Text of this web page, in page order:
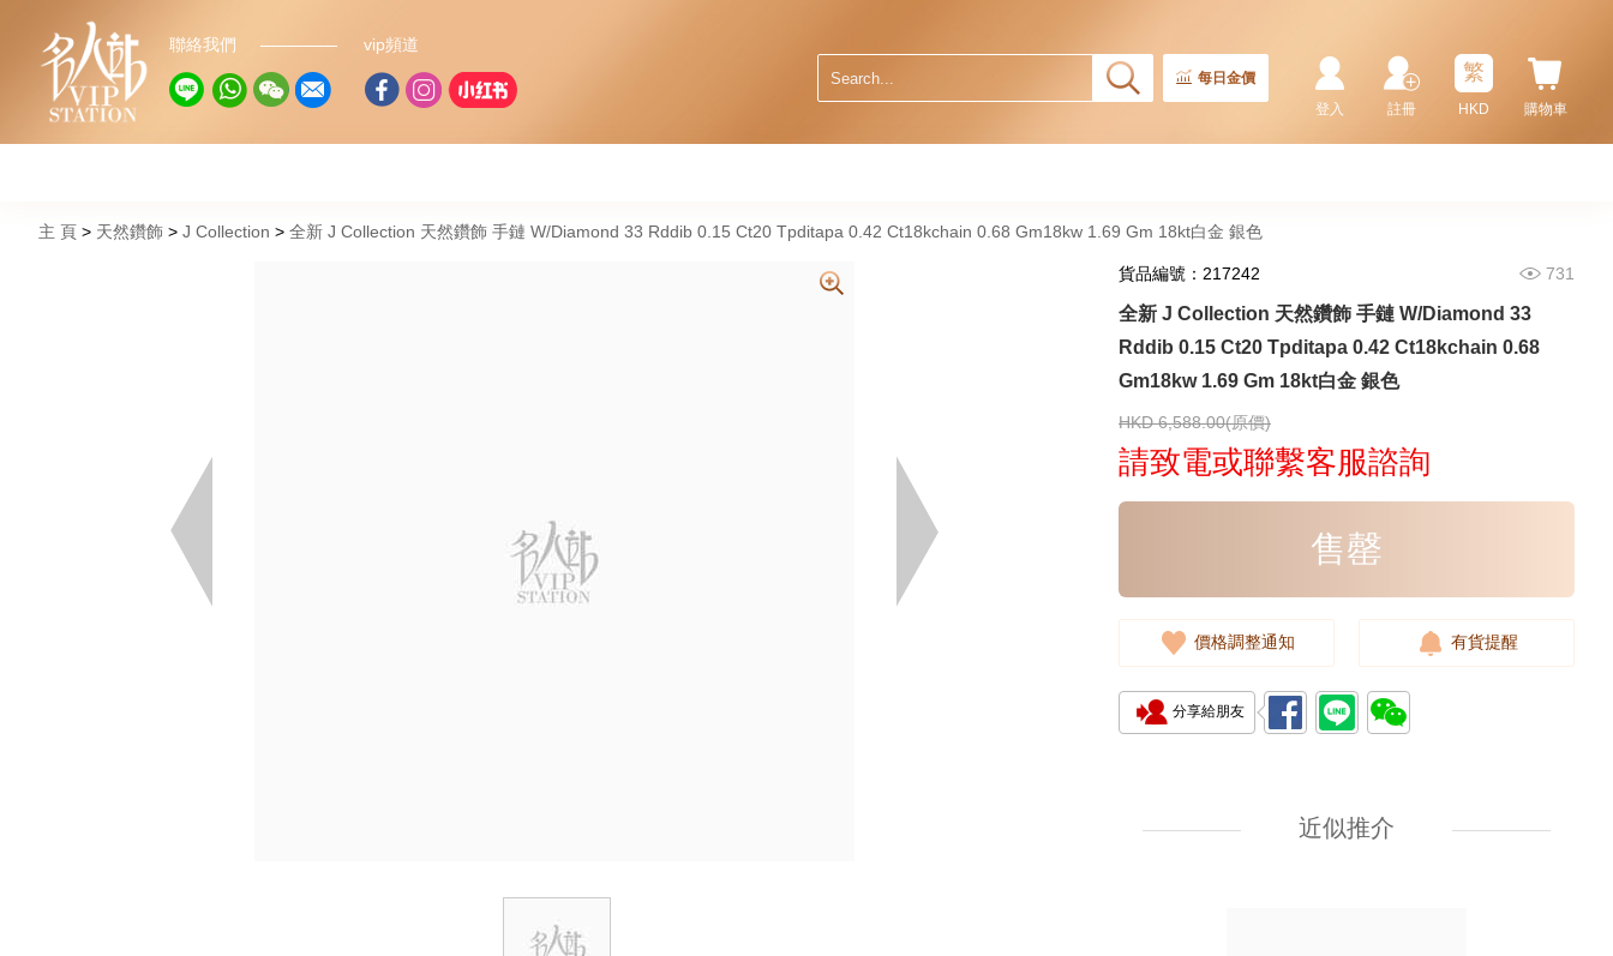
聯絡我們 vip頻道
每日金價
購物車
繁
HKD
註冊
登入
主 頁 天然鑽飾 J Collection 全新 J Collection 天然鑽飾 手鏈 W/Diamond 33 Rddib 0.15 Ct20 Tpditapa 0.42 Ct18kchain 0.68 Gm18kw 1.69 Gm 18kt白金 銀色
貨品編號：217242 731
全新 J Collection 天然鑽飾 手鏈 W/Diamond 33
Rddib 0.15 Ct20 Tpditapa 0.42 Ct18kchain 0.68
Gm18kw 1.69 Gm 18kt白金 銀色
HKD 6,588.00(原價)
請致電或聯繫客服諮詢
售罄
價格調整通知 有貨提醒
分享給朋友
近似推介
0.21 GM (0.1CT)
J Collection JCOLLECTION
RDDI 0.32 CT18KR 2.14 GM
18KW 4.50 GM (Head 6.5mm)
3,764.00